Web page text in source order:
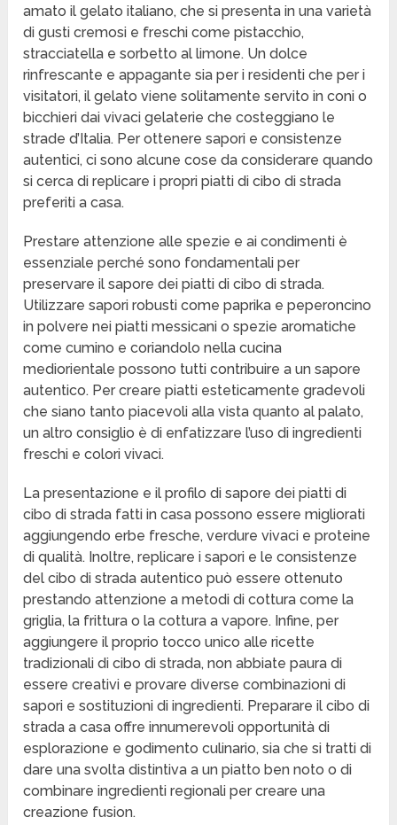
amato il gelato italiano, che si presenta in una varietà
di gusti cremosi e freschi come pistacchio,
stracciatella e sorbetto al limone. Un dolce
rinfrescante e appagante sia per i residenti che per i
visitatori, il gelato viene solitamente servito in coni o
bicchieri dai vivaci gelaterie che costeggiano le
strade d’Italia. Per ottenere sapori e consistenze
autentici, ci sono alcune cose da considerare quando
si cerca di replicare i propri piatti di cibo di strada
preferiti a casa.
Prestare attenzione alle spezie e ai condimenti è
essenziale perché sono fondamentali per
preservare il sapore dei piatti di cibo di strada.
Utilizzare sapori robusti come paprika e peperoncino
in polvere nei piatti messicani o spezie aromatiche
come cumino e coriandolo nella cucina
mediorientale possono tutti contribuire a un sapore
autentico. Per creare piatti esteticamente gradevoli
che siano tanto piacevoli alla vista quanto al palato,
un altro consiglio è di enfatizzare l’uso di ingredienti
freschi e colori vivaci.
La presentazione e il profilo di sapore dei piatti di
cibo di strada fatti in casa possono essere migliorati
aggiungendo erbe fresche, verdure vivaci e proteine
di qualità. Inoltre, replicare i sapori e le consistenze
del cibo di strada autentico può essere ottenuto
prestando attenzione a metodi di cottura come la
griglia, la frittura o la cottura a vapore. Infine, per
aggiungere il proprio tocco unico alle ricette
tradizionali di cibo di strada, non abbiate paura di
essere creativi e provare diverse combinazioni di
sapori e sostituzioni di ingredienti. Preparare il cibo di
strada a casa offre innumerevoli opportunità di
esplorazione e godimento culinario, sia che si tratti di
dare una svolta distintiva a un piatto ben noto o di
combinare ingredienti regionali per creare una
creazione fusion.